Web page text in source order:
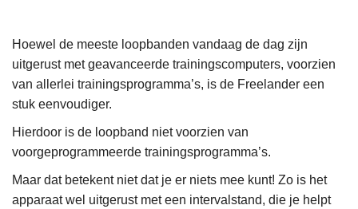
Hoewel de meeste loopbanden vandaag de dag zijn
uitgerust met geavanceerde trainingscomputers, voorzien
van allerlei trainingsprogramma’s, is de Freelander een
stuk eenvoudiger.
Hierdoor is de loopband niet voorzien van
voorgeprogrammeerde trainingsprogramma’s.
Maar dat betekent niet dat je er niets mee kunt! Zo is het
apparaat wel uitgerust met een intervalstand, die je helpt